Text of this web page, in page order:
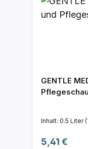
GENTLE
Inhalt: 0.5 Liter
Regulärer
5,41 €